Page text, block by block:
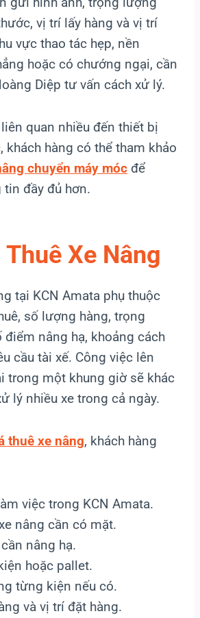
vị trí lấy hàng và vị trí
vực thao tác hẹp, nền
hoặc có chướng ngại, cần
Diệp tư vấn cách xử lý.
quan nhiều đến thiết bị
khách hàng có thể tham khảo
chuyển máy móc để
đầy đủ hơn.
Thuê Xe Nâng
tại KCN Amata phụ thuộc
số lượng hàng, trọng
điểm nâng hạ, khoảng cách
cầu tài xế. Công việc lên
trong một khung giờ sẽ khác
lý nhiều xe trong cả ngày.
thuê xe nâng, khách hàng
việc trong KCN Amata.
nâng cần có mặt.
nâng hạ.
hoặc pallet.
từng kiện nếu có.
và vị trí đặt hàng.